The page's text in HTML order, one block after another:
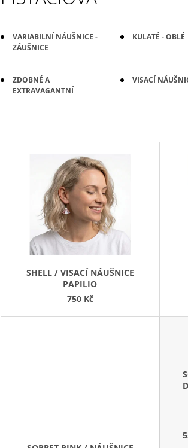
VARIABILNÍ NÁUŠNICE -
ZÁUŠNICE
KULATÉ - OBLÉ
ZDOBNÉ A
EXTRAVAGANTNÍ
VISACÍ
V
T
SHELL / VISACÍ NÁUŠNICE
PAPILIO
750 Kč